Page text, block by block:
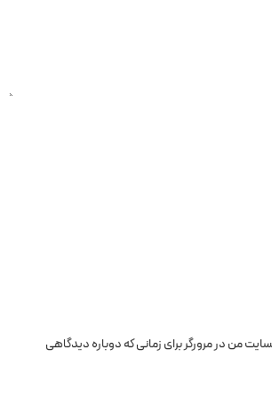
من در مرورگر برای زمانی که دوباره دیدگاهی